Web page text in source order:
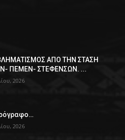
ΑΠΟ ΤΗΝ ΣΤΑΣΗ
ΠΕΜΕΝ- ΣΤΕΦΕΝΣΩΝ. ...
2026
2026